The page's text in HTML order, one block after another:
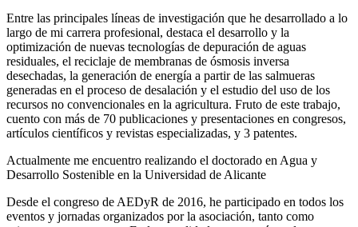
Entre las principales líneas de investigación que he desarrollado a lo
largo de mi carrera profesional, destaca el desarrollo y la
optimización de nuevas tecnologías de depuración de aguas
residuales, el reciclaje de membranas de ósmosis inversa
desechadas, la generación de energía a partir de las salmueras
generadas en el proceso de desalación y el estudio del uso de los
recursos no convencionales en la agricultura. Fruto de este trabajo,
cuento con más de 70 publicaciones y presentaciones en congresos,
artículos científicos y revistas especializadas, y 3 patentes.
Actualmente me encuentro realizando el doctorado en Agua y
Desarrollo Sostenible en la Universidad de Alicante
Desde el congreso de AEDyR de 2016, he participado en todos los
eventos y jornadas organizados por la asociación, tanto como